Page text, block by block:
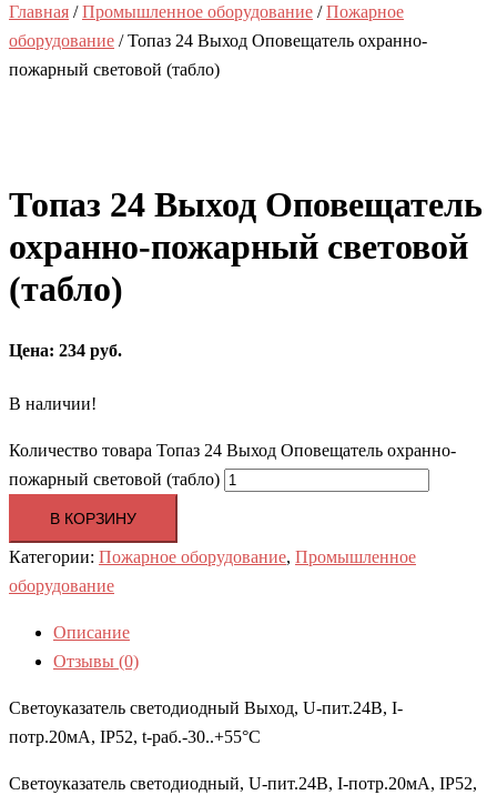
Главная /Промышленное оборудование /Пожарное
оборудование / Топаз 24 Выход Оповещатель охранно-
пожарный световой (табло)
Топаз 24 Выход Оповещатель
охранно-пожарный световой
(табло)
Цена: 234 руб.
В наличии!
Количество товара Топаз 24 Выход Оповещатель охранно-
пожарный световой (табло)
В КОРЗИНУ
Категории: Пожарное оборудование, Промышленное
оборудование
Описание
Отзывы (0)
Светоуказатель светодиодный Выход, U-пит.24В, I-
потр.20мА, IP52, t-раб.-30..+55°C
Светоуказатель светодиодный, U-пит.24В, I-потр.20мА, IP52,